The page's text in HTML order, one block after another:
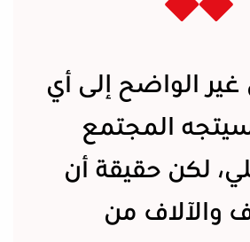
غير الواضح إلى أي
سيتجه المجتمع
لكن حقيقة أن
والآلاف من